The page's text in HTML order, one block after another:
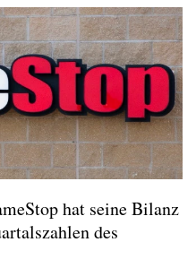
hat seine Bilanz
des